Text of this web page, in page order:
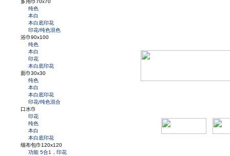
多用巾70x70
纯色
本白
本白底印花
印花/纯色混色
浴巾90x100
纯色
本白
印花
本白底印花
面巾30x30
纯色
本白
本白底印花
印花/纯色混合
口水巾
印花
纯色
本白
本白底印花
细布包巾120x120
功能 5合1，印花